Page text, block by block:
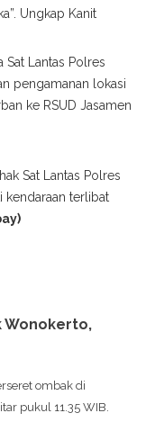
Ungkap Kanit
Sat Lantas Polres
pengamanan lokasi
ke RSUD Jasamen
Sat Lantas Polres
kendaraan terlibat
Wonokerto,
ombak di
pukul 11.35 WIB.